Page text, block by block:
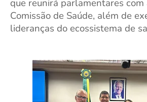
que reunirá parlamentares com
Comissão de Saúde, além de
lideranças do ecossistema de